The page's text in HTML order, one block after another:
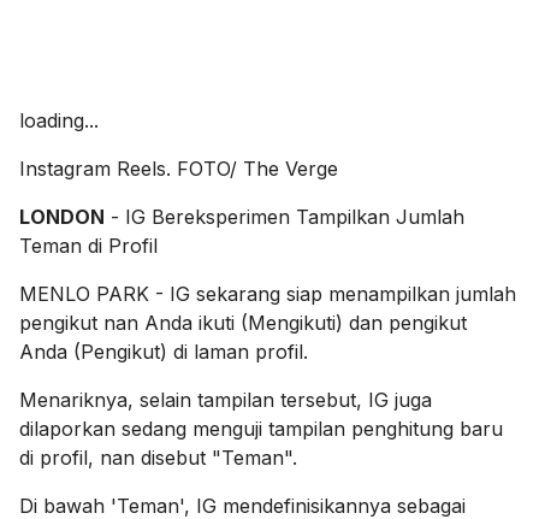
loading...
Instagram Reels. FOTO/ The Verge
LONDON - IG Bereksperimen Tampilkan Jumlah
Teman di Profil
MENLO PARK - IG sekarang siap menampilkan jumlah
pengikut nan Anda ikuti (Mengikuti) dan pengikut
Anda (Pengikut) di laman profil.
Menariknya, selain tampilan tersebut, IG juga
dilaporkan sedang menguji tampilan penghitung baru
di profil, nan disebut "Teman".
Di bawah 'Teman', IG mendefinisikannya sebagai